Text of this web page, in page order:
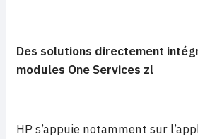
Des solutions directement
modules One Services zl
HP s’appuie notamment sur